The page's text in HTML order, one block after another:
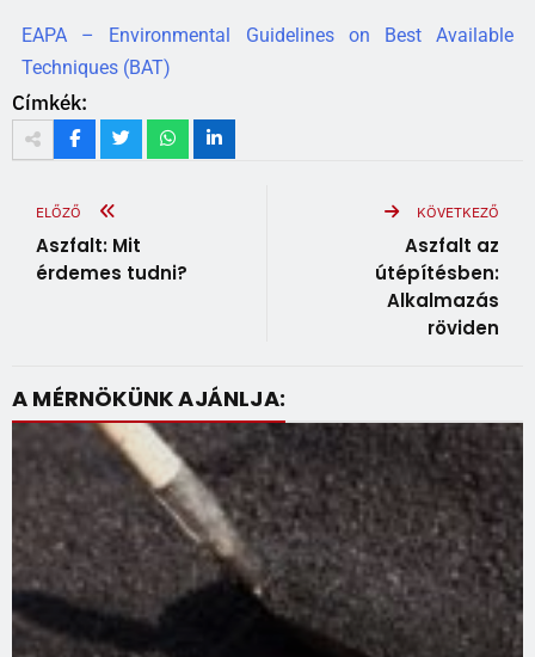
EAPA – Environmental Guidelines on Best Available
Techniques (BAT)
Címkék:
ELŐZŐ
Aszfalt: Mit
érdemes tudni?
KÖVETKEZŐ
Aszfalt az
útépítésben:
Alkalmazás
röviden
A MÉRNÖKÜNK AJÁNLJA: